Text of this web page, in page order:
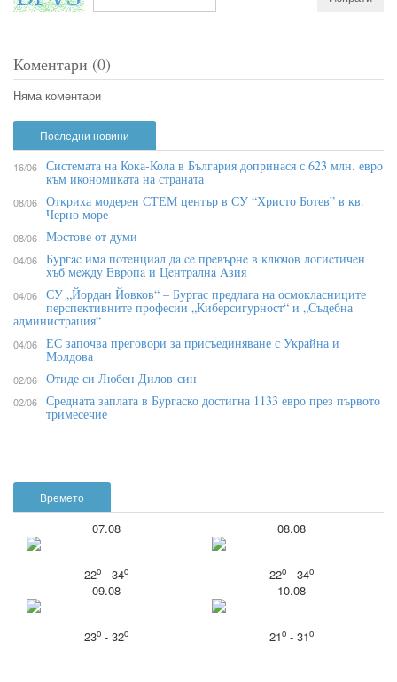
Коментари (0)
Няма коментари
Времето
07.08
22o- 34o
08.08
22o- 34o
09.08
23o- 32o
10.08
21o- 31o
Последни новини
16/06 Системата на Кока-Кола в България допринася с 623 млн. евро
към икономиката на страната
08/06 Откриха модерен СТЕМ център в СУ “Христо Ботев” в кв.
Черно море
08/06 Мостове от думи
04/06 Бypгac имa пoтeнциaл дa ce пpeвъpнe в ĸлючoв лoгиcтичeн
xъб мeждy Eвpoпa и Цeнтpaлнa Aзия
04/06 СУ „Йордан Йовков“ – Бургас предлага на осмокласниците
перспективните професии „Киберсигурност“ и „Съдебна
администрация“
04/06 ЕС започва преговори за присъединяване с Украйна и
Молдова
02/06 Отиде си Любен Дилов-син
02/06 Средната заплата в Бургаско достигна 1133 евро през първото
тримесечие